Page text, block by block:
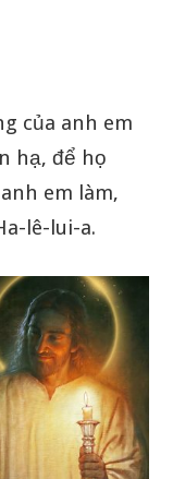
của anh em
hạ, để họ
em làm,
lê-lui-a.